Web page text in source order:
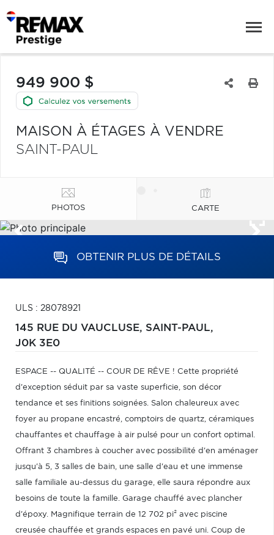
949 900 $
MAISON À ÉTAGES À VENDRE
SAINT-PAUL
PHOTOS CARTE
OBTENIR PLUS DE DÉTAILS
ULS : 28078921
145 RUE DU VAUCLUSE, SAINT-PAUL,
J0K 3E0
ESPACE -- QUALITÉ -- COUR DE RÊVE ! Cette propriété
d'exception séduit par sa vaste superficie, son décor
tendance et ses finitions soignées. Salon chaleureux avec
foyer au propane encastré, comptoirs de quartz, céramiques
chauffantes et chauffage à air pulsé pour un confort optimal.
Offrant 3 chambres à coucher avec possibilité d'en aménager
jusqu'à 5, 3 salles de bain, une salle d'eau et une immense
salle familiale au-dessus du garage, elle saura répondre aux
besoins de toute la famille. Garage chauffé avec plancher
d'époxy. Magnifique terrain de 12 702 pi² avec piscine
creusée chauffée et grands espaces en pavé uni. Coup de